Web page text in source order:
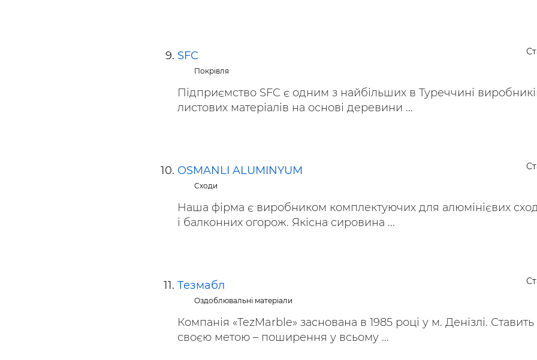
SFC
Покрівля
Підприємство SFC є одним з найбільших в Туреччині
листових матеріалів на основі деревини ...
OSMANLI ALUMINYUM
Сходи
Наша фірма є виробником комплектуючих для алюмінієвих
і балконних огорож. Якісна сировина ...
Тезмабл
Оздоблювальні матеріали
Компанія «TezMarble» заснована в 1985 році у м. Денізлі. Ставить
своєю метою – поширення у всьому ...